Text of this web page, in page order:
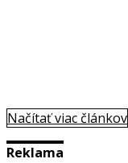
Načítať viac článkov
Reklama